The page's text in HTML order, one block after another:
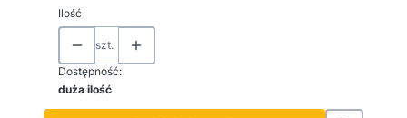
Ilość
szt.
Dostępność:
duża ilość